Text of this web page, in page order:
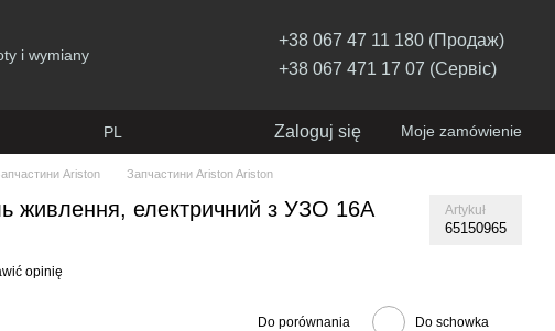
i wymiany
+38 067 47 11 180 (Продаж)
+38 067 471 17 07 (Сервіс)
PL Zaloguj się Moje zamówienie
Ariston Запчастини Ariston Ariston
живлення, електричний з УЗО 16А
Artykuł
65150965
opinię
Do porównania Do schowka